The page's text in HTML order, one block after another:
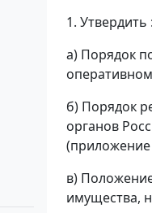
1. Утвердить :
а) Порядок
б) Порядок
органов
(приложение
в)
имущества,